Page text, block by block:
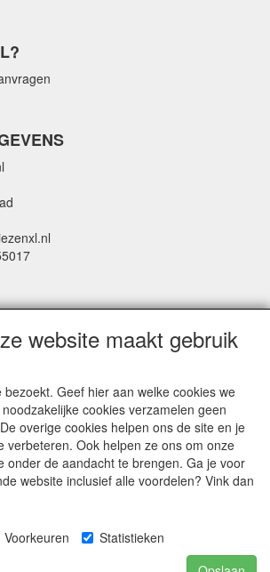
website maakt gebruik
bezoekt. Geef hier aan welke cookies we
cookies verzamelen geen
overige cookies helpen ons de site en je
verbeteren. Ook helpen ze ons om onze
onder de aandacht te brengen. Ga je voor
website inclusief alle voordelen? Vink dan
Voorkeuren
Statistieken